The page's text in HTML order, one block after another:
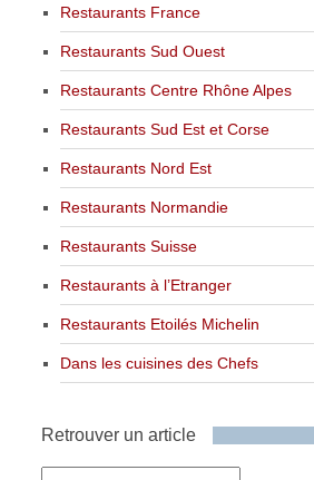
Restaurants France
Restaurants Sud Ouest
Restaurants Centre Rhône Alpes
Restaurants Sud Est et Corse
Restaurants Nord Est
Restaurants Normandie
Restaurants Suisse
Restaurants à l’Etranger
Restaurants Etoilés Michelin
Dans les cuisines des Chefs
Retrouver un article